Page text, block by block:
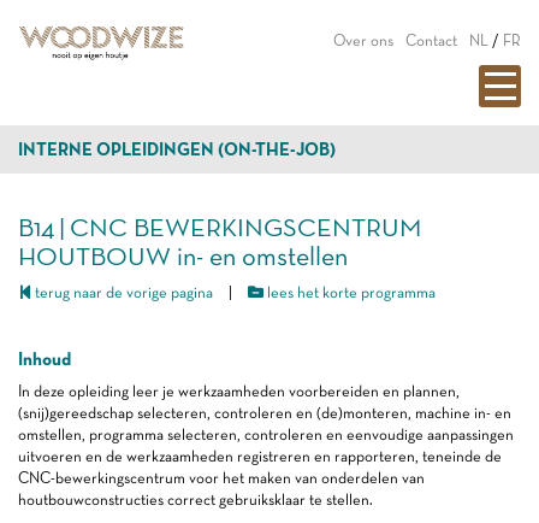
Over ons Contact NL / FR
INTERNE OPLEIDINGEN (ON-THE-JOB)
B14 | CNC BEWERKINGSCENTRUM
HOUTBOUW in- en omstellen
terug naar de vorige pagina lees het korte programma
Inhoud
In deze opleiding leer je werkzaamheden voorbereiden en plannen,
(snij)gereedschap selecteren, controleren en (de)monteren, machine in- en
omstellen, programma selecteren, controleren en eenvoudige aanpassingen
uitvoeren en de werkzaamheden registreren en rapporteren, teneinde de
CNC-bewerkingscentrum voor het maken van onderdelen van
houtbouwconstructies correct gebruiksklaar te stellen.